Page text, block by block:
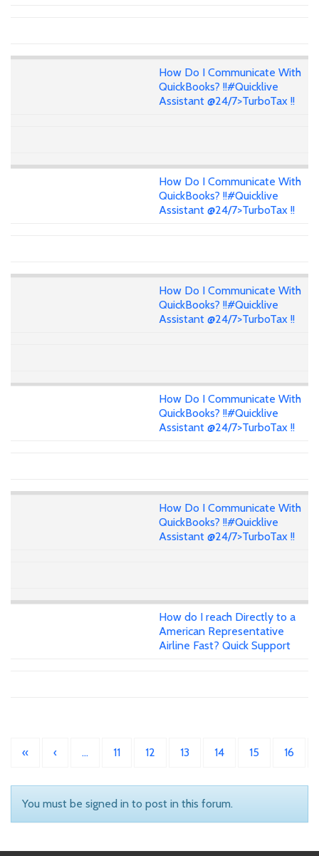
How Do I Communicate With
QuickBooks? !!#Quicklive
Assistant @24/7>TurboTax !!
How Do I Communicate With
QuickBooks? !!#Quicklive
Assistant @24/7>TurboTax !!
How Do I Communicate With
QuickBooks? !!#Quicklive
Assistant @24/7>TurboTax !!
How Do I Communicate With
QuickBooks? !!#Quicklive
Assistant @24/7>TurboTax !!
How Do I Communicate With
QuickBooks? !!#Quicklive
Assistant @24/7>TurboTax !!
How do I reach Directly to a
American Representative
Airline Fast? Quick Support
« ‹ … 11 12 13 14 15 16
You must be signed in to post in this forum.